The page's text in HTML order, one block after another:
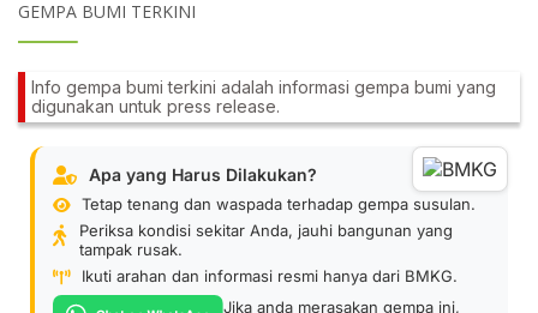
GEMPA BUMI TERKINI
Info gempa bumi terkini adalah informasi gempa bumi yang
digunakan untuk press release.